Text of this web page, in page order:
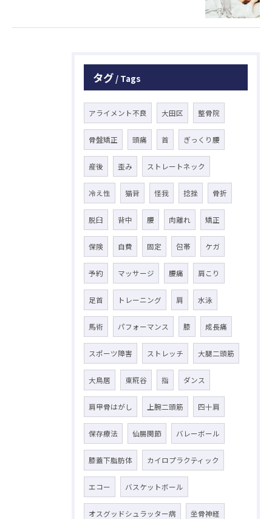
タグ Tags
アライメント不良 大田区 整骨院
骨盤矯正 頭痛 首 ぎっくり腰
産後 歪み ストレートネック
冷え性 猫背 怪我 捻挫 骨折
脱臼 背中 腰 肉離れ 矯正
保険 自費 固定 包帯 ケガ
予約 マッサージ 腰痛 肩こり
足首 トレーニング 肩 水泳
馬術 パフォーマンス 膝 成長痛
スポーツ障害 ストレッチ 大腿二頭筋
大鳥居 東糀谷 指 ダンス
肩甲骨はがし 上腕二頭筋 四十肩
保存療法 仙腸関節 バレーボール
膝蓋下脂肪体 カイロプラクティック
エコー バスケットボール
オスグッドシュラッター病 坐骨神経